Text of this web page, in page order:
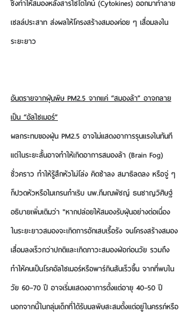
ซึ่งทำให้สมองหลั่งสารไซโตไคน์ (Cytokines) ออกมาทำลาย
เซลล์ประสาท ส่งผลให้โครงสร้างสมองค่อย ๆ เสื่อมลงใน
ระยะยาว
อันตรายจากฝุ่นพิษ PM2.5 จากแค่ “สมองล้า” อาจกลาย
เป็น “อัลไซเมอร์”
ผลกระทบของฝุ่น PM2.5 อาจไม่แสดงอาการรุนแรงในทันที
แต่ในระยะสั้นอาจทำให้เกิดอาการสมองล้า (Brain Fog)
ชั่วคราว ทำให้รู้สึกหัวไม่โล่ง คิดช้าลง สมาธิลดลง หรือจู่ ๆ
ก็ปวดหัวหรือไมเกรนกำเริบ นพ.ภีมณพัชญ์ ธนชาญวิศิษฐ์
อธิบายเพิ่มเติมว่า "หากปล่อยให้สมองรับฝุ่นอย่างต่อเนื่อง
ในระยะยาวสมองจะเกิดการอักเสบเรื้อรัง จนโครงสร้างสมอง
เสื่อมลงเร็วกว่าปกติและเกิดภาวะสมองฝ่อก่อนวัย รวมถึง
ทำให้คนเป็นโรคอัลไซเมอร์หรือพาร์กินสันเร็วขึ้น จากที่พบใน
วัย 60–70 ปี อาจเริ่มแสดงอาการตั้งแต่อายุ 40–50 ปี
นอกจากนี้ในกลุ่มเด็กที่ได้รับมลพิษสะสมตั้งแต่อยู่ในครรภ์หรือ